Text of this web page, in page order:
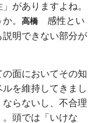
がありますよね。
。 高橋 感性とい
説明できない部分が
面においてその知
を維持してきまし
らないし、不合理
頭では「いけな